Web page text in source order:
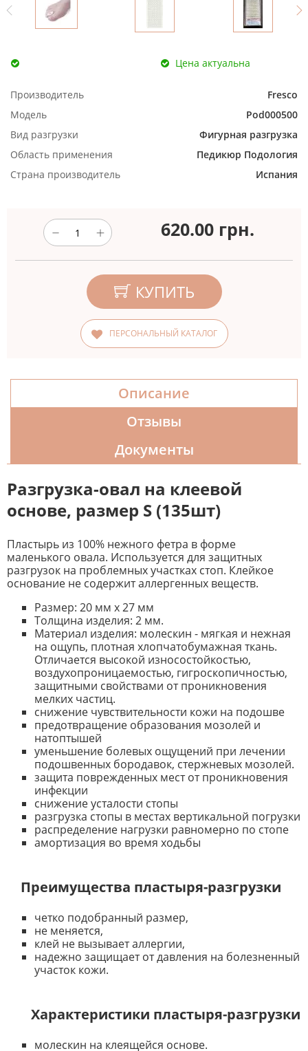
Цена актуальна
Производитель
Fresco
Модель
Pod000500
Вид разгрузки
Фигурная разгрузка
Область применения
Педикюр Подология
Страна производитель
Испания
620.00 грн.
КУПИТЬ
ПЕРСОНАЛЬНЫЙ КАТАЛОГ
Описание
Отзывы
Документы
Разгрузка-овал на клеевой
основе, размер S (135шт)
Пластырь из 100% нежного фетра в форме
маленького овала. Используется для защитных
разгрузок на проблемных участках стоп. Клейкое
основание не содержит аллергенных веществ.
Размер: 20 мм x 27 мм
Толщина изделия: 2 мм.
Материал изделия: молескин - мягкая и нежная
на ощупь, плотная хлопчатобумажная ткань.
Отличается высокой износостойкостью,
воздухопроницаемостью, гигроскопичностью,
защитными свойствами от проникновения
мелких частиц.
снижение чувствительности кожи на подошве
предотвращение образования мозолей и
натоптышей
уменьшение болевых ощущений при лечении
подошвенных бородавок, стержневых мозолей.
защита поврежденных мест от проникновения
инфекции
снижение усталости стопы
разгрузка стопы в местах вертикальной погрузки
распределение нагрузки равномерно по стопе
амортизация во время ходьбы
Преимущества пластыря-разгрузки
четко подобранный размер,
не меняется,
клей не вызывает аллергии,
надежно защищает от давления на болезненный
участок кожи.
Характеристики пластыря-разгрузки
молескин на клеящейся основе.